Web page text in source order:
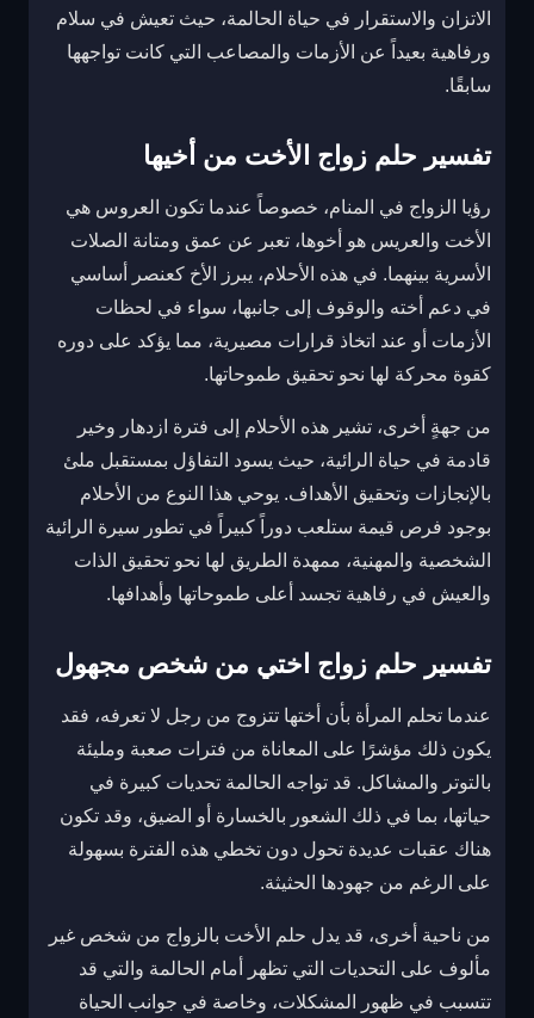
الاتزان والاستقرار في حياة الحالمة، حيث تعيش في سلام
ورفاهية بعيداً عن الأزمات والمصاعب التي كانت تواجهها
سابقًا.
تفسير حلم زواج الأخت من أخيها
رؤيا الزواج في المنام، خصوصاً عندما تكون العروس هي
الأخت والعريس هو أخوها، تعبر عن عمق ومتانة الصلات
الأسرية بينهما. في هذه الأحلام، يبرز الأخ كعنصر أساسي
في دعم أخته والوقوف إلى جانبها، سواء في لحظات
الأزمات أو عند اتخاذ قرارات مصيرية، مما يؤكد على دوره
كقوة محركة لها نحو تحقيق طموحاتها.
من جهةٍ أخرى، تشير هذه الأحلام إلى فترة ازدهار وخير
قادمة في حياة الرائية، حيث يسود التفاؤل بمستقبل ملئ
بالإنجازات وتحقيق الأهداف. يوحي هذا النوع من الأحلام
بوجود فرص قيمة ستلعب دوراً كبيراً في تطور سيرة الرائية
الشخصية والمهنية، ممهدة الطريق لها نحو تحقيق الذات
والعيش في رفاهية تجسد أعلى طموحاتها وأهدافها.
تفسير حلم زواج اختي من شخص مجهول
عندما تحلم المرأة بأن أختها تتزوج من رجل لا تعرفه، فقد
يكون ذلك مؤشرًا على المعاناة من فترات صعبة ومليئة
بالتوتر والمشاكل. قد تواجه الحالمة تحديات كبيرة في
حياتها، بما في ذلك الشعور بالخسارة أو الضيق، وقد تكون
هناك عقبات عديدة تحول دون تخطي هذه الفترة بسهولة
على الرغم من جهودها الحثيثة.
من ناحية أخرى، قد يدل حلم الأخت بالزواج من شخص غير
مألوف على التحديات التي تظهر أمام الحالمة والتي قد
تتسبب في ظهور المشكلات، وخاصة في جوانب الحياة